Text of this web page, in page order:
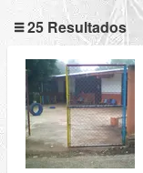
25 Resultados